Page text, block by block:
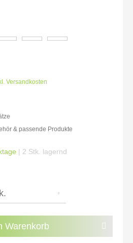
Versandkosten
zur
€
€
& passende Produkte
| 2 Stk. lagernd
Warenkorb